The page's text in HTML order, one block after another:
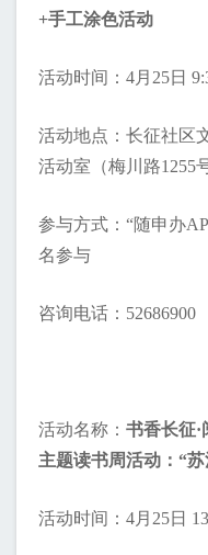
+手工涂色活动
活动时间：4月25日
活动地点：长征社区
活动室（梅川路1255
参与方式：“随申办
名参与
咨询电话：52686900
活动名称： 书香长征
主题读书周活动：“
活动时间：4月25日